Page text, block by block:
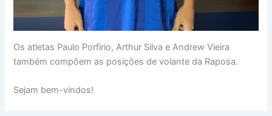
Os atletas Paulo Porfirio, Arthur Silva e Andrew Vieira
também compõem as posições de volante da Raposa.
Sejam bem-vindos!